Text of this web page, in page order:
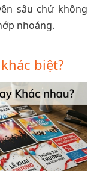
sâu chứ không
nhoáng.
biệt?